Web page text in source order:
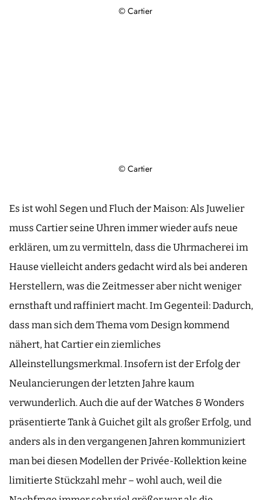
© Cartier
© Cartier
Es ist wohl Segen und Fluch der Maison: Als Juwelier
muss Cartier seine Uhren immer wieder aufs neue
erklären, um zu vermitteln, dass die Uhrmacherei im
Hause vielleicht anders gedacht wird als bei anderen
Herstellern, was die Zeitmesser aber nicht weniger
ernsthaft und raffiniert macht. Im Gegenteil: Dadurch,
dass man sich dem Thema vom Design kommend
nähert, hat Cartier ein ziemliches
Alleinstellungsmerkmal. Insofern ist der Erfolg der
Neulancierungen der letzten Jahre kaum
verwunderlich. Auch die auf der Watches & Wonders
präsentierte Tank à Guichet gilt als großer Erfolg, und
anders als in den vergangenen Jahren kommuniziert
man bei diesen Modellen der Privée-Kollektion keine
limitierte Stückzahl mehr – wohl auch, weil die